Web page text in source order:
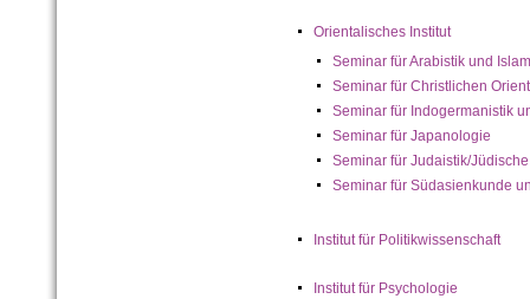
Orientalisches Institut
Seminar für Arabistik und
Seminar für Christlichen
Seminar für Indogermanistik
Seminar für Japanologie
Seminar für Judaistik/
Seminar für Südasienkunde
Institut für Politikwissenschaft
Institut für Psychologie